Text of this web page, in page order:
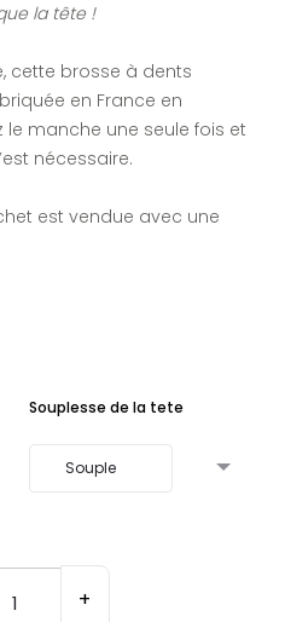
la tête !
cette brosse à dents
en France en
manche une seule fois et
nécessaire.
est vendue avec une
Souplesse de la tete
+